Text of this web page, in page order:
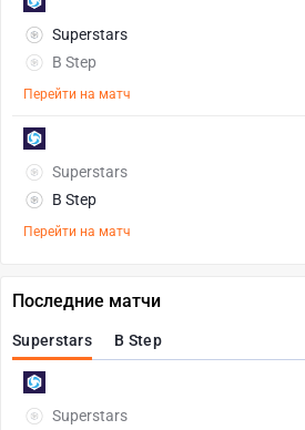
Superstars
B Step
Перейти на матч
Superstars
B Step
Перейти на матч
Последние матчи
Superstars B Step
Superstars